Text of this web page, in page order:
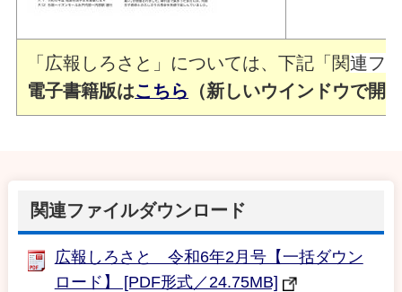
「広報しろさと」については、下記「関連フ
電子書籍版はこちら （新しいウインドウで開
関連ファイルダウンロード
広報しろさと 令和6年2月号【一括ダウン
ロード】 [PDF形式／24.75MB]